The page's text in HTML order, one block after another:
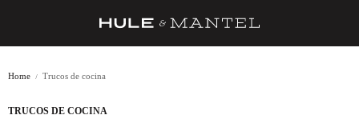
Home Trucos de cocina
TRUCOS DE COCINA